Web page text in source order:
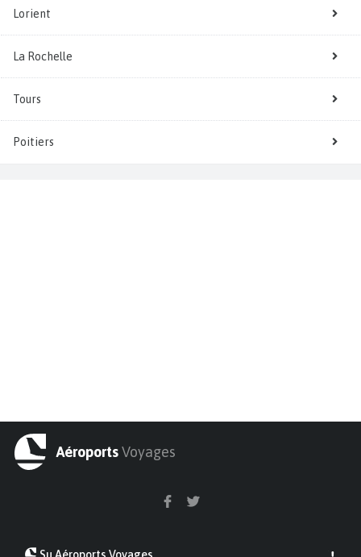
Lorient
La Rochelle
Tours
Poitiers
AéroportsVoyages
Su Aéroports Voyages